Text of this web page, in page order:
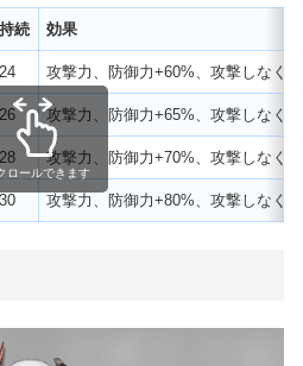
持続 効果
24 攻撃力、防御力+60%、攻撃しなく
26 攻撃力、防御力+65%、攻撃しなく
28 攻撃力、防御力+70%、攻撃しなく
30 攻撃力、防御力+80%、攻撃しなく
ロールできます